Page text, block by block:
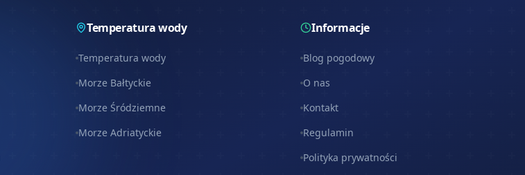
Temperatura wody
Temperatura wody
Morze Bałtyckie
Morze Śródziemne
Morze Adriatyckie
Informacje
Blog pogodowy
O nas
Kontakt
Regulamin
Polityka prywatności